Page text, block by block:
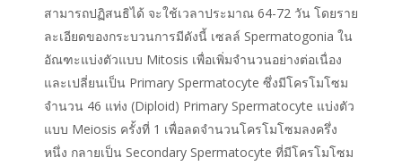
สามารถปฏิสนธิได้ จะใช้เวลาประมาณ 64-72 วัน โดยราย
ละเอียดของกระบวนการมีดังนี้ เซลล์ Spermatogonia ใน
อัณฑะแบ่งตัวแบบ Mitosis เพื่อเพิ่มจำนวนอย่างต่อเนื่อง
และเปลี่ยนเป็น Primary Spermatocyte ซึ่งมีโครโมโซม
จำนวน 46 แท่ง (Diploid) Primary Spermatocyte แบ่งตัว
แบบ Meiosis ครั้งที่ 1 เพื่อลดจำนวนโครโมโซมลงครึ่ง
หนึ่ง กลายเป็น Secondary Spermatocyte ที่มีโครโมโซม